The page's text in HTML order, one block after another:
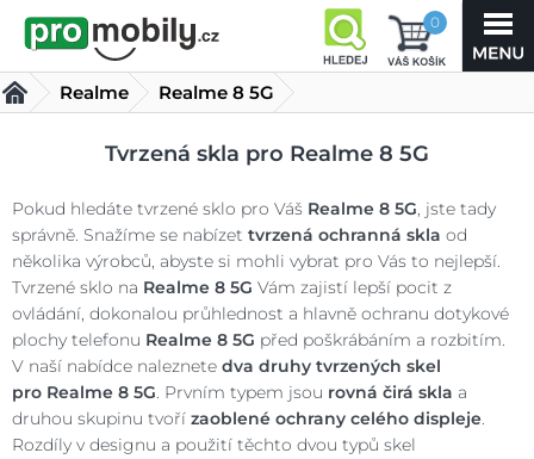
0
Realme
Realme 8 5G
Tvrzená skla pro Realme 8 5G
Pokud hledáte tvrzené sklo pro Váš Realme 8 5G, jste tady
správně. Snažíme se nabízet tvrzená ochranná skla od
několika výrobců, abyste si mohli vybrat pro Vás to nejlepší.
Tvrzené sklo na Realme 8 5G Vám zajistí lepší pocit z
ovládání, dokonalou průhlednost a hlavně ochranu dotykové
plochy telefonu Realme 8 5G před poškrábáním a rozbitím.
V naší nabídce naleznete dva druhy tvrzených skel
pro Realme 8 5G. Prvním typem jsou rovná čirá skla a
druhou skupinu tvoří zaoblené ochrany celého displeje.
Rozdíly v designu a použití těchto dvou typů skel